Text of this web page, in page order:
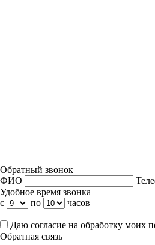
Обратный звонок
ФИО
Удобное время звонка
с
по часов
Даю согласие на обработку моих
Обратная связь